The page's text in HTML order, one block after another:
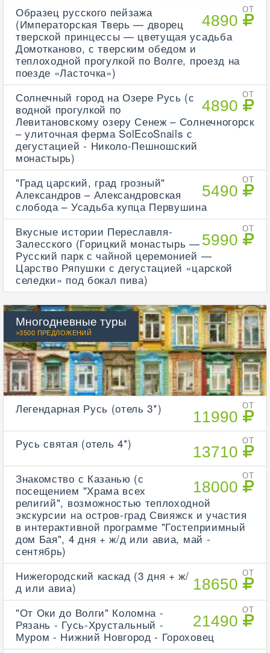
ОТ
4890
Образец русского пейзажа
(Императорская Тверь — дворец
тверской принцессы — цветущая усадьба
Домотканово, с тверским обедом и
теплоходной прогулкой по Волге, проезд на
поезде «Ласточка»)
ОТ
4890
Солнечный город на Озере Русь (с
водной прогулкой по
Левитановскому озеру Сенеж – Солнечногорск
– улиточная ферма SolEcoSnails с
дегустацией - Николо-Пешношский
монастырь)
ОТ
5490
"Град царский, град грозный"
Александров – Александровская
слобода – Усадьба купца Первушина
ОТ
5990
Вкусные истории Переславля-
Залесского (Горицкий монастырь —
Русский парк с чайной церемонией —
Царство Ряпушки с дегустацией «царской
селедки» под бокал пива)
Многодневные туры
>3500 ПРЕДЛОЖЕНИЙ
ОТ
11990
Легендарная Русь (отель 3*)
ОТ
13710
Русь святая (отель 4*)
ОТ
18000
Знакомство с Казанью (с
посещением "Храма всех
религий", возможностью теплоходной
экскурсии на остров-град Свияжск и участия
в интерактивной программе "Гостеприимный
дом Бая", 4 дня + ж/д или авиа, май -
сентябрь)
ОТ
18650
Нижегородский каскад (3 дня + ж/
д или авиа)
ОТ
21490
"От Оки до Волги" Коломна -
Рязань - Гусь-Хрустальный -
Муром - Нижний Новгород - Гороховец